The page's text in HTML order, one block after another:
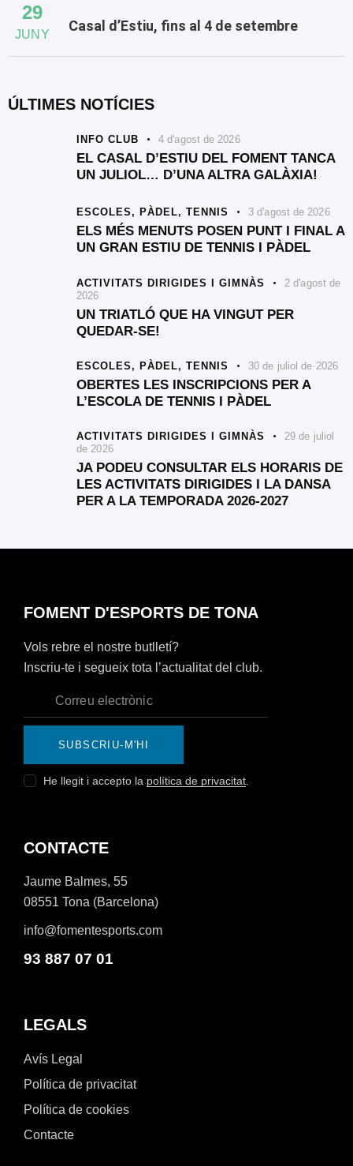
29
JUNY
Casal d’Estiu, fins al 4 de setembre
ÚLTIMES NOTÍCIES
INFO CLUB 4 d'agost de 2026
EL CASAL D’ESTIU DEL FOMENT TANCA
UN JULIOL… D’UNA ALTRA GALÀXIA!
ESCOLES, PÀDEL, TENNIS 3 d'agost de 2026
ELS MÉS MENUTS POSEN PUNT I FINAL A
UN GRAN ESTIU DE TENNIS I PÀDEL
ACTIVITATS DIRIGIDES I GIMNÀS
2 d'agost de
2026
UN TRIATLÓ QUE HA VINGUT PER
QUEDAR-SE!
ESCOLES, PÀDEL, TENNIS 30 de juliol de 2026
OBERTES LES INSCRIPCIONS PER A
L’ESCOLA DE TENNIS I PÀDEL
ACTIVITATS DIRIGIDES I GIMNÀS
29 de juliol
de 2026
JA PODEU CONSULTAR ELS HORARIS DE
LES ACTIVITATS DIRIGIDES I LA DANSA
PER A LA TEMPORADA 2026-2027
FOMENT D'ESPORTS DE TONA
Vols rebre el nostre butlletí?
Inscriu-te i segueix tota l’actualitat del club.
SUBSCRIU-M'HI
He llegit i accepto la política de privacitat.
CONTACTE
Jaume Balmes, 55
08551 Tona (Barcelona)
info@fomentesports.com
93 887 07 01
LEGALS
Avís Legal
Política de privacitat
Política de cookies
Contacte